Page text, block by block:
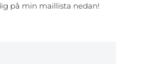
på min maillista nedan!